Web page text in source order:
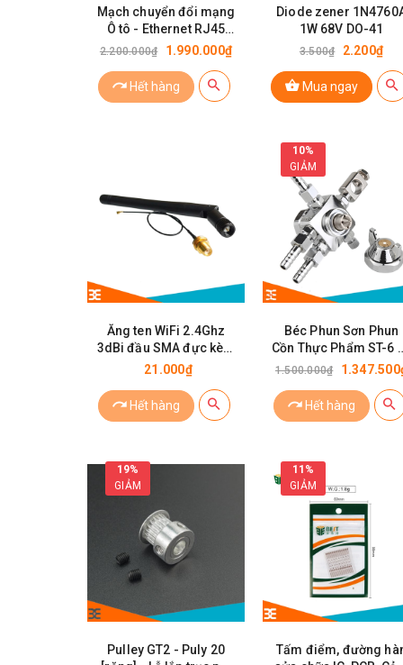
Mạch chuyển đổi mạng
Ô tô - Ethernet RJ45
SPEEDLINK SE1002
2.200.000₫ 1.990.000₫
Hết hàng
Diode zener
1W 68V DO-41
3.500₫ 2.200₫
Mua ngay
Ăng ten WiFi 2.4Ghz
3dBi đầu SMA đực kèm
cáp RF Ipex 10cm
21.000₫
Hết hàng
10%
GIẢM
Béc Phun Sơn Phun
Cồn Thực Phẩm ST-6
phun 1.3mm
1.500.000₫
Hết hàng
19%
GIẢM
Pulley GT2 - Puly 20
11%
GIẢM
Tấm điểm, đường